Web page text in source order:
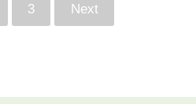
3 Next